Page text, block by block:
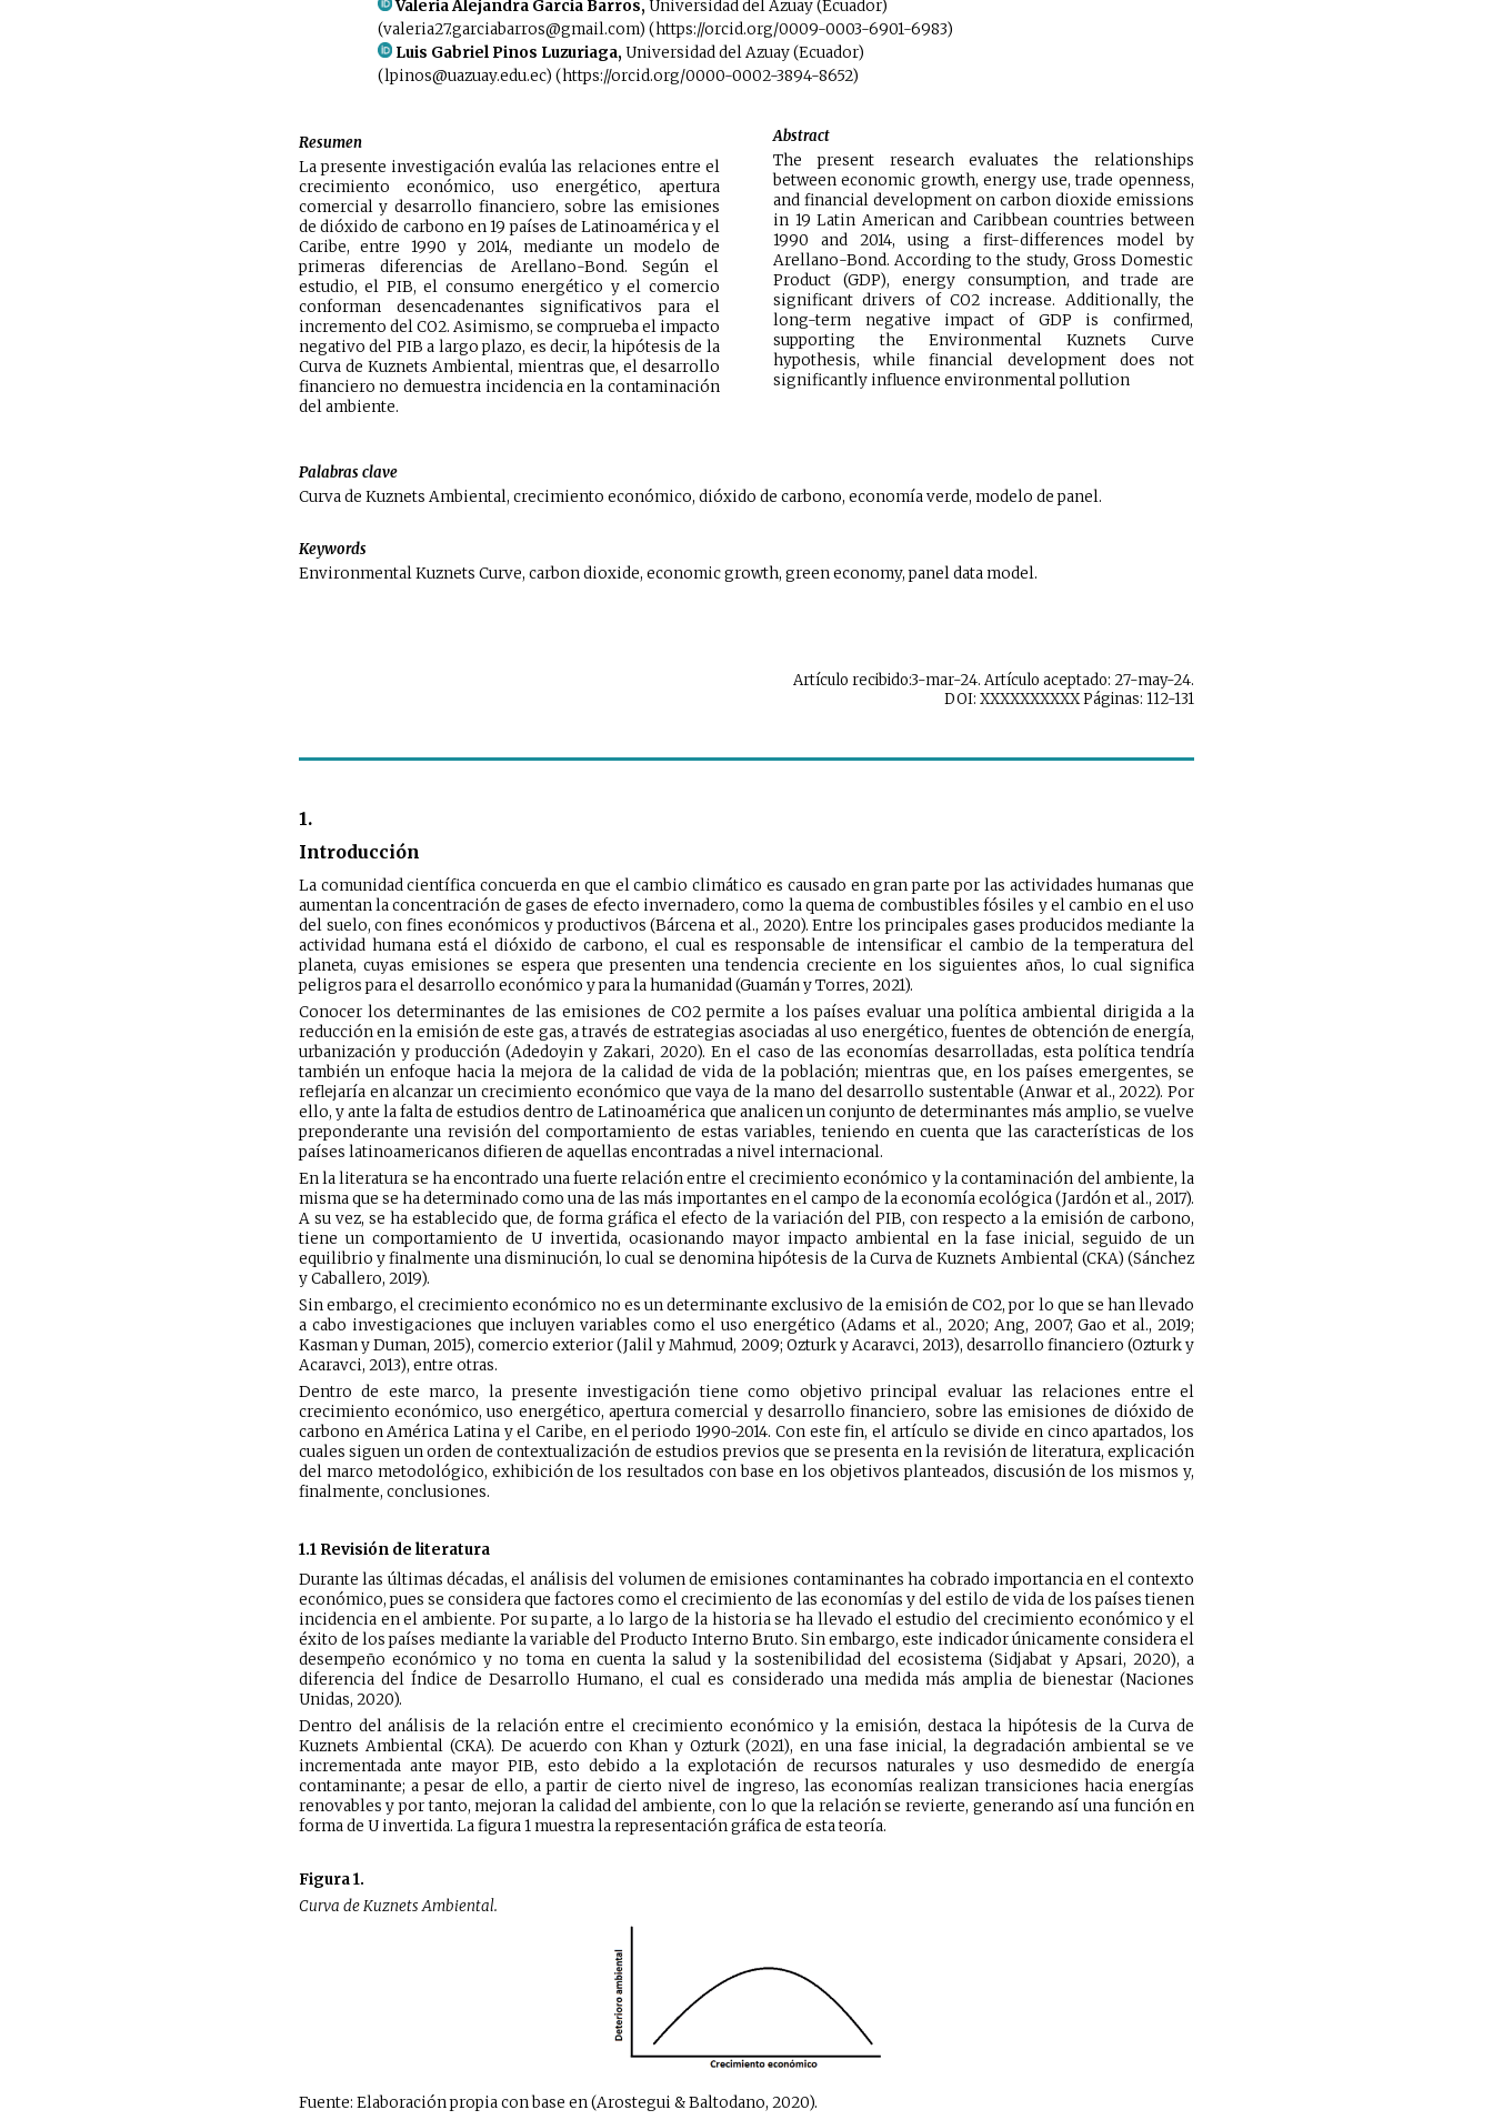
Valeria Alejandra Garcia Barros, Universidad del Azuay (Ecuador)
(valeria27.garciabarros@gmail.com) (https://orcid.org/0009-0003-6901-6983)
Luis Gabriel Pinos Luzuriaga, Universidad del Azuay (Ecuador)
(lpinos@uazuay.edu.ec) (https://orcid.org/0000-0002-3894-8652)
Resumen
La presente investigación evalúa las relaciones entre el
crecimiento económico, uso energético, apertura
comercial y desarrollo financiero, sobre las emisiones
de dióxido de carbono en 19 países de Latinoamérica y el
Caribe, entre 1990 y 2014, mediante un modelo de
primeras diferencias de Arellano-Bond. Según el
estudio, el PIB, el consumo energético y el comercio
conforman desencadenantes significativos para el
incremento del CO2. Asimismo, se comprueba el impacto
negativo del PIB a largo plazo, es decir, la hipótesis de la
Curva de Kuznets Ambiental, mientras que, el desarrollo
financiero no demuestra incidencia en la contaminación
del ambiente.
Abstract
The present research evaluates the relationships
between economic growth, energy use, trade openness,
and financial development on carbon dioxide emissions
in 19 Latin American and Caribbean countries between
1990 and 2014, using a first-differences model by
Arellano-Bond. According to the study, Gross Domestic
Product (GDP), energy consumption, and trade are
significant drivers of CO2 increase. Additionally, the
long-term negative impact of GDP is confirmed,
supporting the Environmental Kuznets Curve
hypothesis, while financial development does not
significantly influence environmental pollution
Palabras clave
Curva de Kuznets Ambiental, crecimiento económico, dióxido de carbono, economía verde, modelo de panel.
Keywords
Environmental Kuznets Curve, carbon dioxide, economic growth, green economy, panel data model.
Artículo recibido:3-mar-24. Artículo aceptado: 27-may-24.
DOI: XXXXXXXXXX Páginas: 112-131
1.
Introducción
La comunidad científica concuerda en que el cambio climático es causado en gran parte por las actividades humanas que
aumentan la concentración de gases de efecto invernadero, como la quema de combustibles fósiles y el cambio en el uso
del suelo, con fines económicos y productivos (Bárcena et al., 2020). Entre los principales gases producidos mediante la
actividad humana está el dióxido de carbono, el cual es responsable de intensificar el cambio de la temperatura del
planeta, cuyas emisiones se espera que presenten una tendencia creciente en los siguientes años, lo cual significa
peligros para el desarrollo económico y para la humanidad (Guamán y Torres, 2021).
Conocer los determinantes de las emisiones de CO2 permite a los países evaluar una política ambiental dirigida a la
reducción en la emisión de este gas, a través de estrategias asociadas al uso energético, fuentes de obtención de energía,
urbanización y producción (Adedoyin y Zakari, 2020). En el caso de las economías desarrolladas, esta política tendría
también un enfoque hacia la mejora de la calidad de vida de la población; mientras que, en los países emergentes, se
reflejaría en alcanzar un crecimiento económico que vaya de la mano del desarrollo sustentable (Anwar et al., 2022). Por
ello, y ante la falta de estudios dentro de Latinoamérica que analicen un conjunto de determinantes más amplio, se vuelve
preponderante una revisión del comportamiento de estas variables, teniendo en cuenta que las características de los
países latinoamericanos difieren de aquellas encontradas a nivel internacional.
En la literatura se ha encontrado una fuerte relación entre el crecimiento económico y la contaminación del ambiente, la
misma que se ha determinado como una de las más importantes en el campo de la economía ecológica (Jardón et al., 2017).
A su vez, se ha establecido que, de forma gráfica el efecto de la variación del PIB, con respecto a la emisión de carbono,
tiene un comportamiento de U invertida, ocasionando mayor impacto ambiental en la fase inicial, seguido de un
equilibrio y finalmente una disminución, lo cual se denomina hipótesis de la Curva de Kuznets Ambiental (CKA) (Sánchez
y Caballero, 2019).
Sin embargo, el crecimiento económico no es un determinante exclusivo de la emisión de CO2, por lo que se han llevado
a cabo investigaciones que incluyen variables como el uso energético (Adams et al., 2020; Ang, 2007; Gao et al., 2019;
Kasman y Duman, 2015), comercio exterior (Jalil y Mahmud, 2009; Ozturk y Acaravci, 2013), desarrollo financiero (Ozturk y
Acaravci, 2013), entre otras.
Dentro de este marco, la presente investigación tiene como objetivo principal evaluar las relaciones entre el
crecimiento económico, uso energético, apertura comercial y desarrollo financiero, sobre las emisiones de dióxido de
carbono en América Latina y el Caribe, en el periodo 1990-2014. Con este fin, el artículo se divide en cinco apartados, los
cuales siguen un orden de contextualización de estudios previos que se presenta en la revisión de literatura, explicación
del marco metodológico, exhibición de los resultados con base en los objetivos planteados, discusión de los mismos y,
finalmente, conclusiones.
1.1 Revisión de literatura
Durante las últimas décadas, el análisis del volumen de emisiones contaminantes ha cobrado importancia en el contexto
económico, pues se considera que factores como el crecimiento de las economías y del estilo de vida de los países tienen
incidencia en el ambiente. Por su parte, a lo largo de la historia se ha llevado el estudio del crecimiento económico y el
éxito de los países mediante la variable del Producto Interno Bruto. Sin embargo, este indicador únicamente considera el
desempeño económico y no toma en cuenta la salud y la sostenibilidad del ecosistema (Sidjabat y Apsari, 2020), a
diferencia del Índice de Desarrollo Humano, el cual es considerado una medida más amplia de bienestar (Naciones
Unidas, 2020).
Dentro del análisis de la relación entre el crecimiento económico y la emisión, destaca la hipótesis de la Curva de
Kuznets Ambiental (CKA). De acuerdo con Khan y Ozturk (2021), en una fase inicial, la degradación ambiental se ve
incrementada ante mayor PIB, esto debido a la explotación de recursos naturales y uso desmedido de energía
contaminante; a pesar de ello, a partir de cierto nivel de ingreso, las economías realizan transiciones hacia energías
renovables y por tanto, mejoran la calidad del ambiente, con lo que la relación se revierte, generando así una función en
forma de U invertida. La figura 1 muestra la representación gráfica de esta teoría.
Figura 1.
Curva de Kuznets Ambiental.
Fuente: Elaboración propia con base en (Arostegui & Baltodano, 2020).